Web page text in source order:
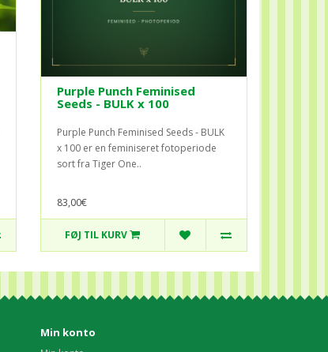
Purple Punch Feminised
Seeds - BULK x 100
Purple Punch Feminised Seeds - BULK
x 100 er en feminiseret fotoperiode
sort fra Tiger One..
83,00€
FØJ TIL KURV
Min konto